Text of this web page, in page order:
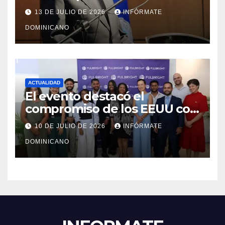
modernización, expansión y
transformación institucional
13 DE JULIO DE 2026 INFÓRMATE
DOMINICANO
ACTUALIDAD
El evento destacó el
compromiso de los EEUU con
el liderazgo, la innovación y la
excelencia académica por
más de ocho décadas.
10 DE JULIO DE 2026 INFÓRMATE
DOMINICANO